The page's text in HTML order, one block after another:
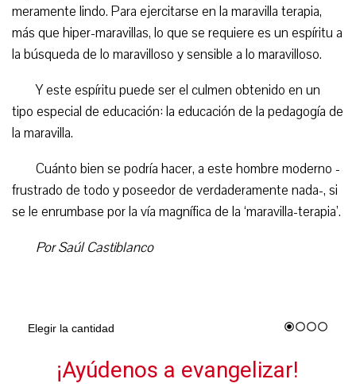
meramente lindo. Para ejercitarse en la maravilla terapia,
más que hiper-maravillas, lo que se requiere es un espíritu a
la búsqueda de lo maravilloso y sensible a lo maravilloso.
Y este espíritu puede ser el culmen obtenido en un
tipo especial de educación: la educación de la pedagogía de
la maravilla.
Cuánto bien se podría hacer, a este hombre moderno -
frustrado de todo y poseedor de verdaderamente nada-, si
se le enrumbase por la vía magnífica de la ‘maravilla-terapia’.
Por Saúl Castiblanco